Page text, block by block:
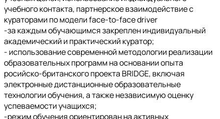
учебного контакта, партнерское взаимодействие с
кураторами по модели face-to-face driver
-за каждым обучающимся закреплен индивидуальный
академический и практический куратор;
- использование современной методологии реализации
образовательных программ на основании опыта
росийско-британского проекта BRIDGE, включая
электронные дистанционные образовательные
технологии обучения, а также независимую оценку
успеваемости учащихся;
-режим обучения ориентирован на активных